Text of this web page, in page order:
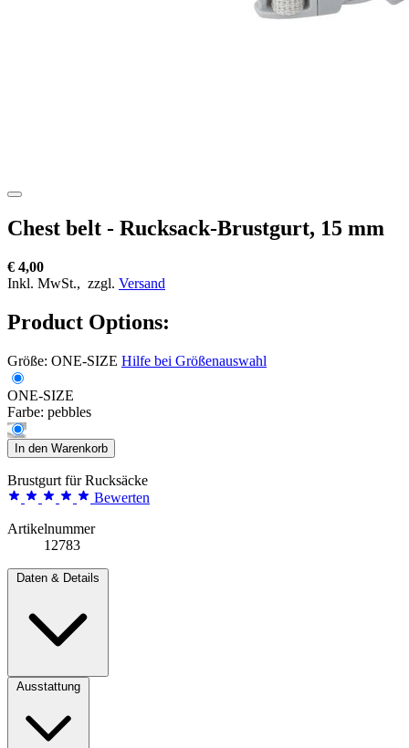
Chest belt - Rucksack-Brustgurt, 15 mm
€ 4,00
Inkl. MwSt., zzgl. Versand
Product Options:
Größe: ONE-SIZE Hilfe bei Größenauswahl
ONE-SIZE
Farbe: pebbles
In den Warenkorb
Brustgurt für Rucksäcke
Bewerten
Artikelnummer
12783
Daten & Details
Ausstattung